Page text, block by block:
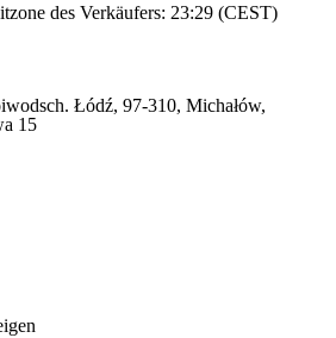
des Verkäufers: 23:29 (CEST)
Łódź, 97-310, Michałów,
15